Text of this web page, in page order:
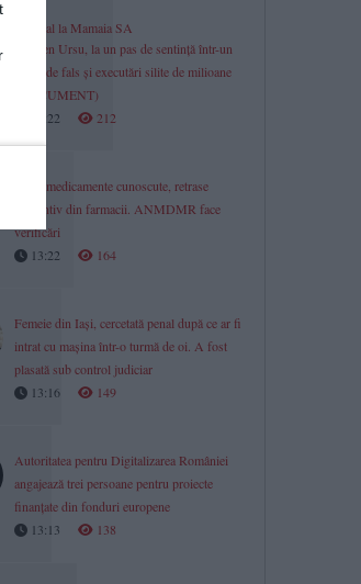
Scandal la Mamaia SA
Carmen Ursu, la un pas de sentință într-un
dosar de fals și executări silite de milioane
(DOCUMENT)
13:22
212
Două medicamente cunoscute, retrase
preventiv din farmacii. ANMDMR face
verificări
13:22
164
Femeie din Iași, cercetată penal după ce ar fi
intrat cu mașina într-o turmă de oi. A fost
plasată sub control judiciar
13:16
149
Autoritatea pentru Digitalizarea României
angajează trei persoane pentru proiecte
finanțate din fonduri europene
13:13
138